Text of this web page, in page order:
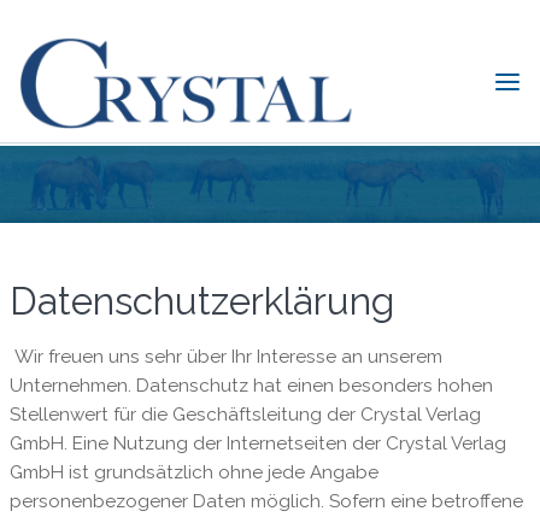
content
Crystal
Verlag
DER
ONLINE-
Datenschutzerklärung
Datenschutzerklärung
Wir freuen uns sehr über Ihr Interesse an unserem
Unternehmen. Datenschutz hat einen besonders hohen
Stellenwert für die Geschäftsleitung der Crystal Verlag
GmbH. Eine Nutzung der Internetseiten der Crystal Verlag
GmbH ist grundsätzlich ohne jede Angabe
personenbezogener Daten möglich. Sofern eine betroffene